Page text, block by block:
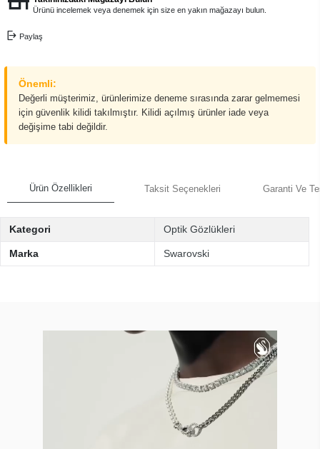
Ürünü incelemek veya denemek için size en yakın mağazayı bulun.
Paylaş
Önemli:
Değerli müşterimiz, ürünlerimize deneme sırasında zarar gelmemesi
için güvenlik kilidi takılmıştır. Kilidi açılmış ürünler iade veya
değişime tabi değildir.
Ürün Özellikleri Taksit Seçenekleri Garanti Ve
Kategori Optik Gözlükleri
Marka Swarovski